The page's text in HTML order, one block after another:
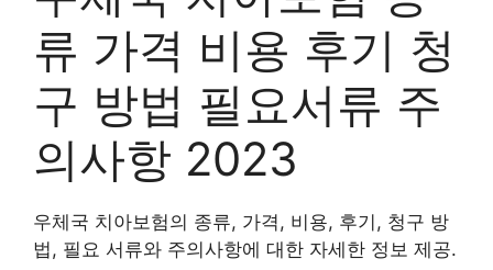
류 가격 비용 후기 청
구 방법 필요서류 주
의사항 2023
우체국 치아보험의 종류, 가격, 비용, 후기, 청구 방
법, 필요 서류와 주의사항에 대한 자세한 정보 제공.